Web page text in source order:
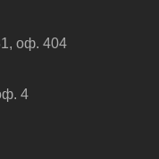
оф. 404
4